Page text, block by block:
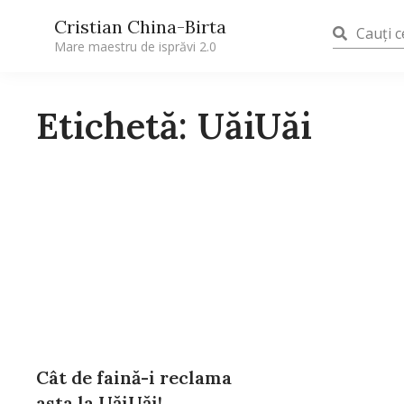
Cristian China-Birta
Mare maestru de isprăvi 2.0
Etichetă: UăiUăi
Cât de faină-i reclama